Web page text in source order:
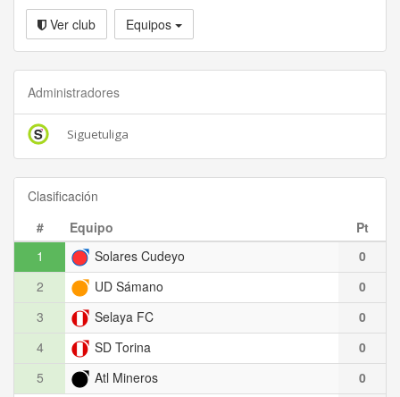
Ver club Equipos
Administradores
Siguetuliga
Clasificación
#
Equipo
Pt
1
Solares Cudeyo
0
2
UD Sámano
0
3
Selaya FC
0
4
SD Torina
0
5
Atl Mineros
0